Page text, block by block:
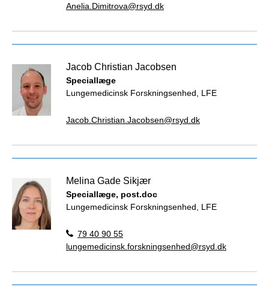
Anelia.Dimitrova@rsyd.dk
Jacob Christian Jacobsen
Speciallæge
Lungemedicinsk Forskningsenhed, LFE
Jacob.Christian.Jacobsen@rsyd.dk
Melina Gade Sikjær
Speciallæge, post.doc
Lungemedicinsk Forskningsenhed, LFE
79 40 90 55
lungemedicinsk.forskningsenhed@rsyd.dk